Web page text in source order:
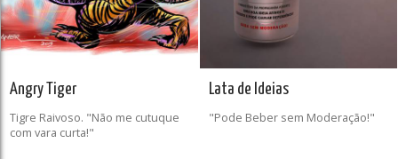
Angry Tiger
Tigre Raivoso. "Não me cutuque
com vara curta!"
Lata de Ideias
"Pode Beber sem Moderação!"